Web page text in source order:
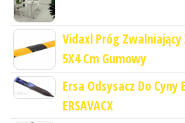
Vidaxl Próg Zwalniający
5X4 Cm Gumowy
Ersa Odsysacz Do Cyny
ERSAVACX